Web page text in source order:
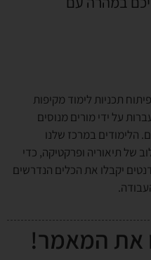
תכניות לימוד מקיפות
על ידי מורים מנוסים
הלימודים במרכז שלנו
של תיאוריה ופרקטיקה, כדי
יקבלו את הכלים הנדרשים
את המאמר!